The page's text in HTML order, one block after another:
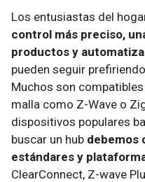
Los entusiastas del
control más preciso,
productos y
pueden seguir
Muchos son
malla como Z-Wave o
dispositivos populares
buscar un hub debemos
estándares y
ClearConnect, Z-wave